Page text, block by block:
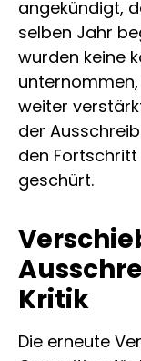
angekündigt,
selben Jahr
wurden keine
weiter
der
den
geschürt.
Kritik
Die erneute